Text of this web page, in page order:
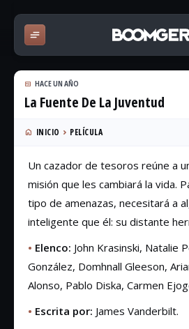
HACE UN AÑO
La Fuente De La Juventud
INICIO PELÍCULA
Un cazador de tesoros reúne a
misión que les cambiará la vida.
tipo de amenazas, necesitará a
inteligente que él: su distante
• Elenco: John Krasinski, Natalie
González, Domhnall Gleeson,
Alonso, Pablo Diska, Carmen
• Escrita por: James Vanderbilt.